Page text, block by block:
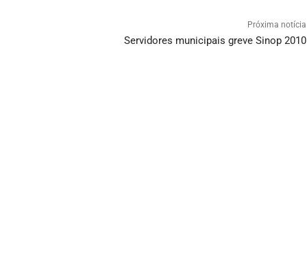
Próxima notícia
Servidores municipais greve Sinop 2010